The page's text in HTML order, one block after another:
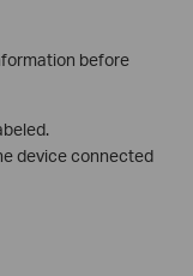
before
device connected